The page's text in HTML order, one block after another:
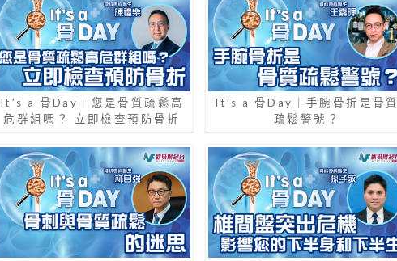
It’s a 骨Day｜您是骨質疏鬆高
危群組嗎？ 立即檢查預防骨折
It’s a 骨Day｜手腕骨折是骨質
疏鬆警號？